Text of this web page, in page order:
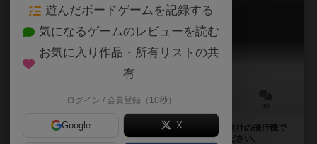
エア・アライアンス
Air Alliance
50～90分
あなたは世界を股にかける航空会社のオーナーです。自社の飛行機で
空港から空港へと飛び回り、世界中の乗客を運んでください。
遊んだボードゲームを記録する
気になるゲームのレビューを読む
お気に入り作品・所有リストの共
有
ログイン / 会員登録（10秒）
Google X